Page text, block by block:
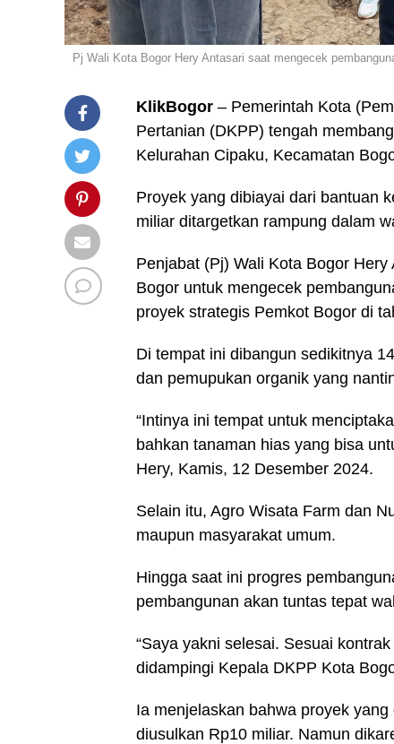
Pj Wali Kota Bogor Hery Antasari saat mengecek
KlikBogor – Pemerintah Kota
Pertanian (DKPP) tengah
Kelurahan Cipaku, Kecamatan
Proyek yang dibiayai dari bantuan
miliar ditargetkan rampung dalam
Penjabat (Pj) Wali Kota Bogor
Bogor untuk mengecek
proyek strategis Pemkot Bogor di
Di tempat ini dibangun sedikitnya 14
dan pemupukan organik yang
“Intinya ini tempat untuk
bahkan tanaman hias yang bisa
Hery, Kamis, 12 Desember 2024.
Selain itu, Agro Wisata Farm dan
maupun masyarakat umum.
Hingga saat ini progres
pembangunan akan tuntas tepat
“Saya yakni selesai. Sesuai
didampingi Kepala DKPP Kota
Ia menjelaskan bahwa proyek
diusulkan Rp10 miliar. Namun